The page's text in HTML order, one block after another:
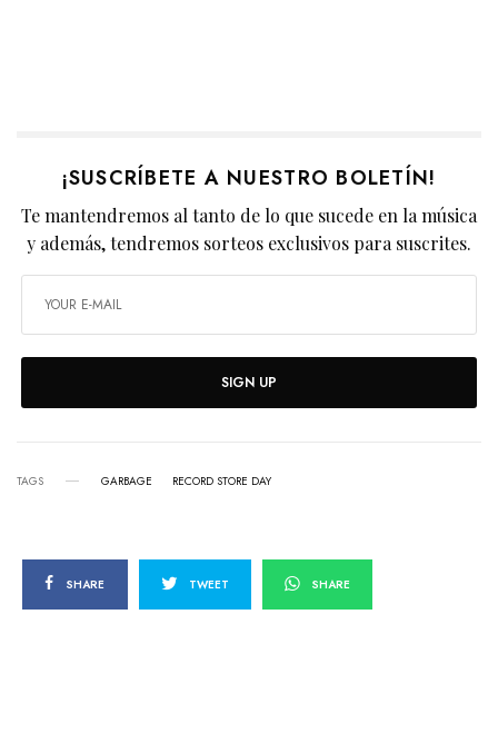
¡SUSCRÍBETE A NUESTRO BOLETÍN!
Te mantendremos al tanto de lo que sucede en la música
y además, tendremos sorteos exclusivos para suscrites.
SIGN UP
TAGS GARBAGE RECORD STORE DAY
SHARE TWEET SHARE